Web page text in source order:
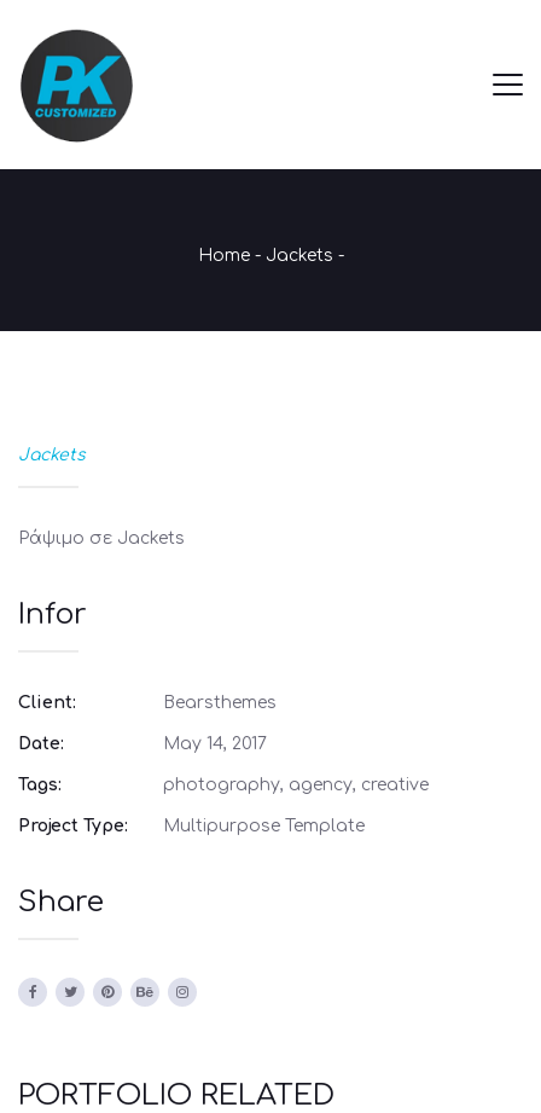
Home- Jackets -
Jackets
Ράψιμο σε Jackets
Infor
Client: Bearsthemes
Date: May 14, 2017
Tags: photography, agency, creative
Project Type: Multipurpose Template
Share
PORTFOLIO RELATED